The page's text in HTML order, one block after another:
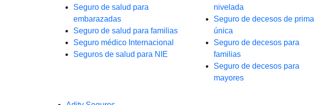
Seguro de salud para
embarazadas
Seguro de salud para familias
Seguro médico Internacional
Seguros de salud para NIE
nivelada
Seguro de decesos de prima
única
Seguro de decesos para
familias
Seguro de decesos para
mayores